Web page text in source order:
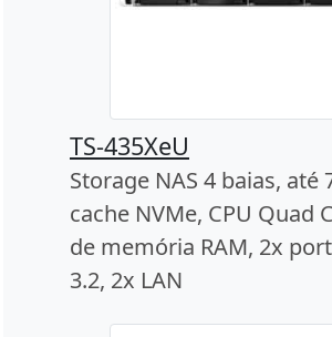
TS-435XeU
Storage NAS 4 baias, até
cache NVMe, CPU Quad
de memória RAM, 2x
3.2, 2x LAN